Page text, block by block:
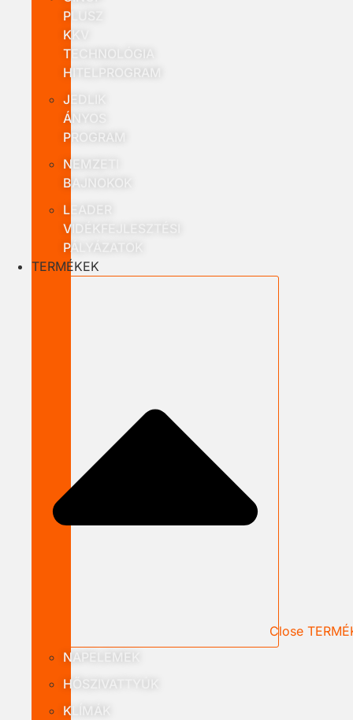
PLUSZ
KKV
TECHNOLÓGIA
HITELPROGRAM
JEDLIK
ÁNYOS
PROGRAM
NEMZETI
BAJNOKOK
LEADER
VIDÉKFEJLESZTÉSI
PÁLYÁZATOK
TERMÉKEK
Close
NAPELEMEK
HŐSZIVATTYÚK
KLÍMÁK